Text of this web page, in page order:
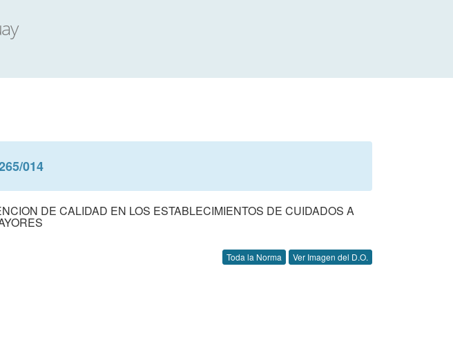
014
DE CALIDAD EN LOS ESTABLECIMIENTOS DE CUIDADOS A
Toda la Norma Ver Imagen del D.O.